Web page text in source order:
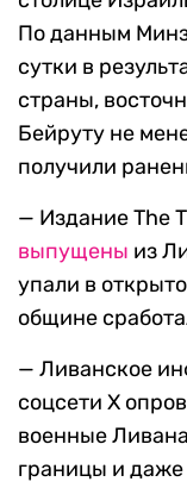
По данным
сутки в
страны,
Бейруту не
получили
— Издание The
выпущены из
упали в
общине
— Ливанское
соцсети Х
военные
границы и даже